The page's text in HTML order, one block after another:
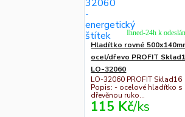
Hladítko rovné
ocel/dřevo PROFIT
LO-32060
LO-32060 PROFIT Sklad16
Popis: - ocelové hladítko s
dřevěnou ruko...
115 Kč/ks
Ihned-24h k